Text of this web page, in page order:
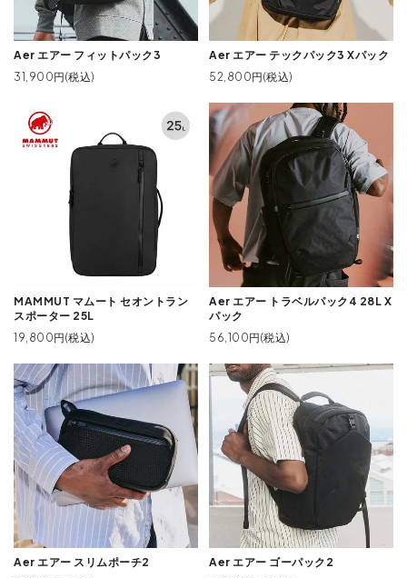
Aer エアー フィットパック3
31,900円(税込)
Aer エアー テックパック3 Xパック
52,800円(税込)
MAMMUT マムート セオントラン
スポーター 25L
19,800円(税込)
Aer エアー トラベルパック4 28L X
パック
56,100円(税込)
Aer エアー スリムポーチ2
Aer エアー ゴーパック2